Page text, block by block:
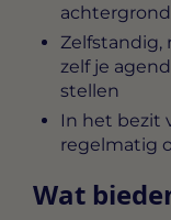
achtergrond
Zelfstandig,
zelf je
stellen
In het bezit
regelmatig
Wat